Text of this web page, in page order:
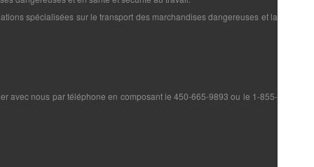
spécialisées sur le transport des marchandises dangereuses et la
avec nous par téléphone en composant le 450-665-9893 ou le 1-855-